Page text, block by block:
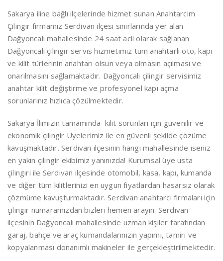
Sakarya iline bağlı ilçelerinde hizmet sunan Anahtarcim
Çilingir firmamız Serdivan ilçesi sınırlarında yer alan
Dağyoncalı mahallesinde 24 saat acil olarak sağlanan
Dağyoncalı çilingir servis hizmetimiz tüm anahtarlı oto, kapı
ve kilit türlerinin anahtarı olsun veya olmasın açılması ve
onarılmasını sağlamaktadır. Dağyoncalı çilingir servisimiz
anahtar kilit değiştirme ve profesyonel kapı açma
sorunlarınız hızlıca çözülmektedir.
Sakarya İlimizin tamamında kilit sorunları için güvenilir ve
ekonomik çilingir Üyelerimiz ile en güvenli şekilde çözüme
kavuşmaktadır. Serdivan ilçesinin hangi mahallesinde iseniz
en yakın çilingir ekibimiz yanınızda! Kurumsal üye usta
çilingiri ile Serdivan ilçesinde otomobil, kasa, kapı, kumanda
ve diğer tüm kilitlerinizi en uygun fiyatlardan hasarsız olarak
çözmüme kavuşturmaktadır. Serdivan anahtarcı firmaları için
çilingir numaramızdan bizleri hemen arayın. Serdivan
ilçesinin Dağyoncalı mahallesinde uzman kişiler tarafından
garaj, bahçe ve araç kumandalarınızın yapımı, tamiri ve
kopyalanması donanımlı makineler ile gerçekleştirilmektedir.